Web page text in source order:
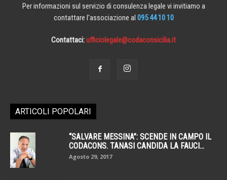
Per informazioni sul servizio di consulenza legale vi invitiamo a
contattare l'associazione al 095 44 10 10
Contattaci:ufficiolegale@codaconsicilia.it
ARTICOLI POPOLARI
“SALVARE MESSINA”: SCENDE IN CAMPO IL
CODACONS. TANASI CANDIDA LA FAUCI...
Agosto 29, 2017